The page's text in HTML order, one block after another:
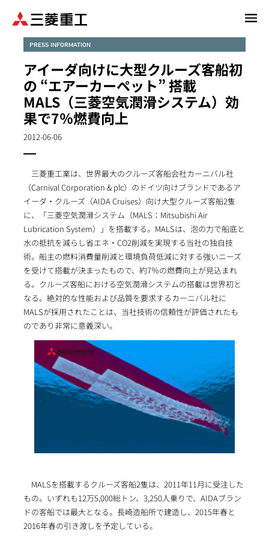
PRESS INFORMATION
アイーダ向けに大型クルーズ客船初
の “エアーカーペット” 搭載
MALS（三菱空気潤滑システム）効
果で7％燃費向上
2012-06-06
三菱重工業は、世界最大のクルーズ客船会社カーニバル社
（Carnival Corporation & plc）のドイツ向けブランドであるア
イーダ・クルーズ（AIDA Cruises）向け大型クルーズ客船2隻
に、「三菱空気潤滑システム（MALS：Mitsubishi Air
Lubrication System）」を搭載する。MALSは、泡の力で船底と
水の抵抗を減らし省エネ・CO2削減を実現する当社の独自技
術。船主の燃料消費量削減と環境負荷低減に対する強いニーズ
を受けて搭載が決まったもので、約7％の燃費向上が見込まれ
る。クルーズ客船における空気潤滑システムの搭載は世界初と
なる。絶対的な性能および品質を要求するカーニバル社に
MALSが採用されたことは、当社技術の信頼性が評価されたも
のであり非常に意義深い。
MALSを搭載するクルーズ客船2隻は、2011年11月に受注した
もの。いずれも12万5,000総トン、3,250人乗りで、AIDAブラン
ドの客船では最大となる。長崎造船所で建造し、2015年春と
2016年春の引き渡しを予定している。